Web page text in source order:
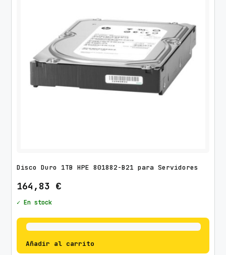
Disco Duro 1TB HPE 801882-B21 para Servidores
164,83 €
✓ En stock
Añadir al carrito